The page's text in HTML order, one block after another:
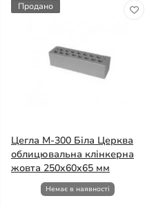
Продано
Цегла М-300 Біла Церква
облицювальна клінкерна
жовта 250x60x65 мм
Немає в наявності